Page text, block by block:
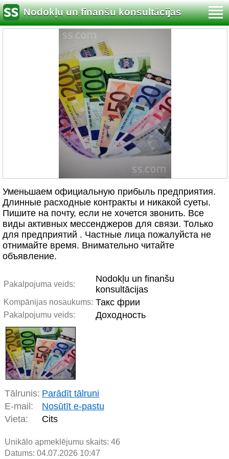
Nodokļu un finanšu konsultācijas
Уменьшаем официальную прибыль предприятия.
Длинные расходные контракты и никакой суеты.
Пишите на почту, если не хочется звонить. Все
виды активных мессенджеров для связи. Только
для предприятий . Частные лица пожалуйста не
отнимайте время. Внимательно читайте
объявление.
Pakalpojuma veids:
Nodokļu un finanšu
konsultācijas
Kompānijas nosaukums: Такс фрии
Pakalpojumu veids: Доходность
Tālrunis: Parādīt tālruni
E-mail:
Nosūtīt e-pastu
Vieta:
Cits
Unikālo apmeklējumu skaits: 46
Datums: 04.07.2026 10:47